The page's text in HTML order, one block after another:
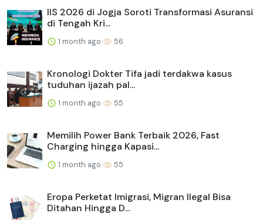
IIS 2026 di Jogja Soroti Transformasi Asuransi
di Tengah Kri...
1 month ago 56
Kronologi Dokter Tifa jadi terdakwa kasus
tuduhan ijazah pal...
1 month ago 55
Memilih Power Bank Terbaik 2026, Fast
Charging hingga Kapasi...
1 month ago 55
Eropa Perketat Imigrasi, Migran Ilegal Bisa
Ditahan Hingga D...